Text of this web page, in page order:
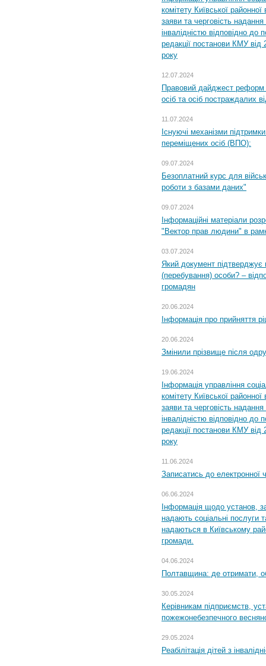
комітету Київської
заяви та черговість надання
інвалідністю відповідно
редакції постанови КМУ
року
12.07.2024
Правовий дайджест реформ
осіб та осіб постраждалих
11.07.2024
Існуючі механізми
переміщених осіб (ВПО):
09.07.2024
Безоплатний курс для
роботи з базами даних"
09.07.2024
Інформаційні матеріали
"Вектор прав людини" в
03.07.2024
Який документ підтверджує
(перебування) особи? –
громадян
20.06.2024
Інформація про прийняття
20.06.2024
Змінили прізвище після
19.06.2024
Інформація управління
комітету Київської
заяви та черговість надання
інвалідністю відповідно
редакції постанови КМУ
року
11.06.2024
Записатись до електронної
06.06.2024
Інформація щодо установ,
надають соціальні послуги
надаються в Київському
громади.
04.06.2024
Полтавщина: де отримати,
30.05.2024
Керівникам підприємств,
пожежонебезпечного
29.05.2024
Реабілітація дітей з